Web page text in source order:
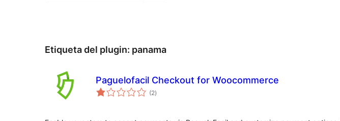
Etiqueta del plugin: panama
Paguelofacil Checkout for Woocommerce
(2total
de
)